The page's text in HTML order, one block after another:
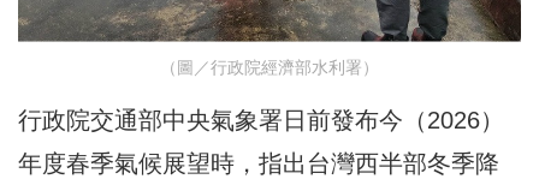
（圖／行政院經濟部水利署）
行政院交通部中央氣象署日前發布今（2026）
年度春季氣候展望時，指出台灣西半部冬季降